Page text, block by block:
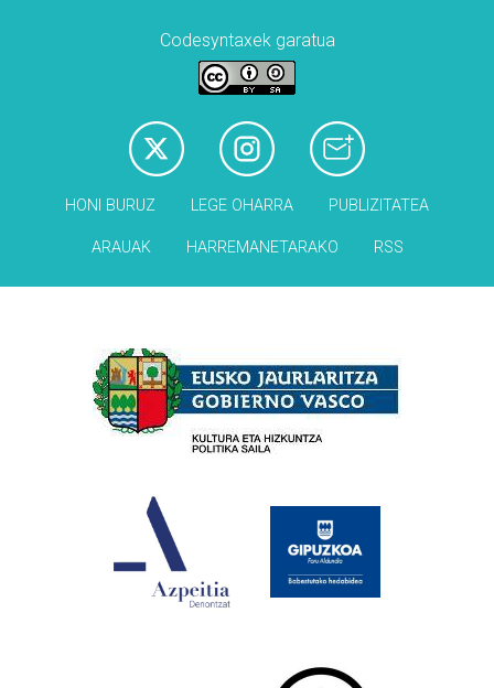
Codesyntaxek garatua
HONI BURUZ LEGE OHARRA PUBLIZITATEA
ARAUAK HARREMANETARAKO RSS